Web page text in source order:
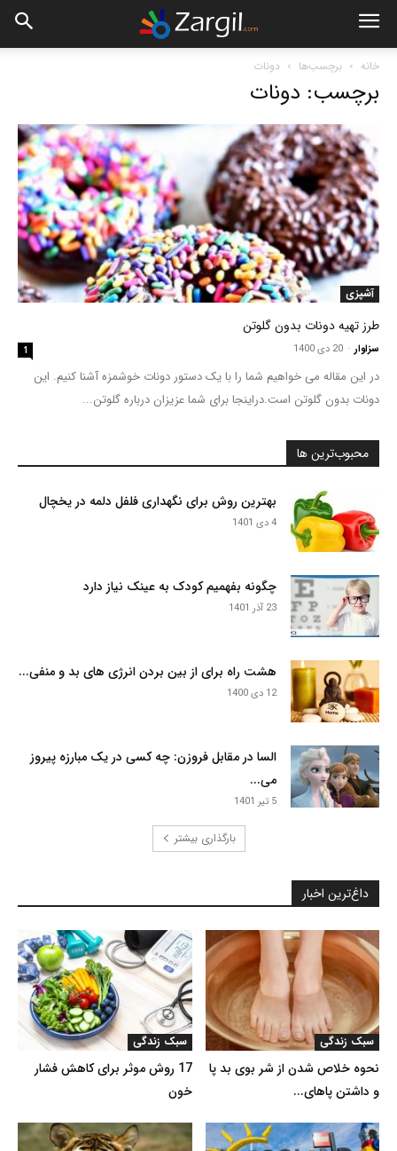
خانه برچسب‌ها دونات
برچسب: دونات
آشپزی
طرز تهیه دونات بدون گلوتن
سزاوار - 20 دی 1400 1
در این مقاله می خواهیم شما را با یک دستور دونات خوشمزه آشنا کنیم. این
دونات بدون گلوتن است.دراینجا برای شما عزیزان درباره گلوتن...
محبوب‌ترین ها
بهترین روش برای نگهداری فلفل دلمه در یخچال
4 دی 1401
چگونه بفهمیم کودک به عینک نیاز دارد
23 آذر 1401
هشت راه برای از بین بردن انرژی های بد و منفی...
12 دی 1400
السا در مقابل فروزن: چه کسی در یک مبارزه پیروز
می...
5 تیر 1401
بارگذاری بیشتر
داغ‌ترین اخبار
سبک زندگی
17 روش موثر برای کاهش فشار
خون
سبک زندگی
نحوه خلاص شدن از شر بوی بد پا
و داشتن پاهای...